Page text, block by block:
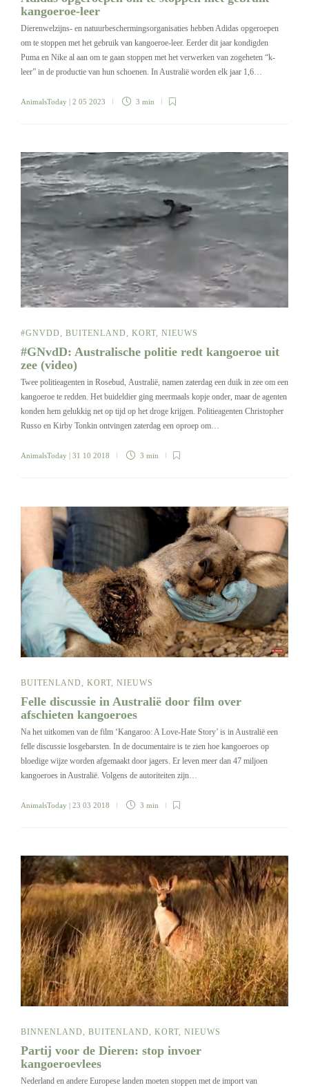
kangoeroe-leer
Dierenwelzijns- en natuurbeschermingsorganisaties hebben Adidas opgeroepen
om te stoppen met het gebruik van kangoeroe-leer. Eerder dit jaar kondigden
Puma en Nike al aan om te gaan stoppen met het verwerken van zogeheten “k-
leer” in de productie van hun schoenen. In Australië worden elk jaar 1,6…
AnimalsToday | 2 05 2023 3 min
#GNVDD, BUITENLAND, KORT, NIEUWS
#GNvdD: Australische politie redt kangoeroe uit
zee (video)
Twee politieagenten in Rosebud, Australië, namen zaterdag een duik in zee om een
kangoeroe te redden. Het buideldier ging meermaals kopje onder, maar de agenten
konden hem gelukkig net op tijd op het droge krijgen. Politieagenten Christopher
Russo en Kirby Tonkin ontvingen zaterdag een oproep om…
AnimalsToday | 31 10 2018 3 min
BUITENLAND, KORT, NIEUWS
Felle discussie in Australië door film over
afschieten kangoeroes
Na het uitkomen van de film ‘Kangaroo: A Love-Hate Story’ is in Australië een
felle discussie losgebarsten. In de documentaire is te zien hoe kangoeroes op
bloedige wijze worden afgemaakt door jagers. Er leven meer dan 47 miljoen
kangoeroes in Australië. Volgens de autoriteiten zijn…
AnimalsToday | 23 03 2018 3 min
BINNENLAND, BUITENLAND, KORT, NIEUWS
Partij voor de Dieren: stop invoer
kangoeroevlees
Nederland en andere Europese landen moeten stoppen met de import van